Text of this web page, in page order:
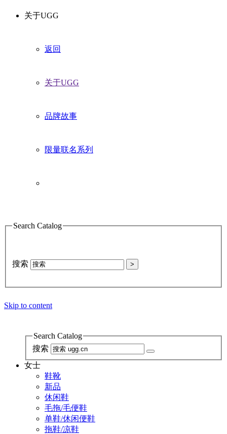
关于UGG
返回
关于UGG
品牌故事
限量联名系列
Search Catalog
搜索 >
Skip to content
Search Catalog
搜索
女士
鞋靴
新品
休闲鞋
毛拖/毛便鞋
单鞋/休闲便鞋
拖鞋/凉鞋